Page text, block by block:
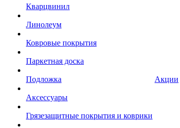
Кварцвинил
Линолеум
Ковровые покрытия
Паркетная доска
Подложка
Аксессуары
Грязезащитные покрытия и коврики
Акции